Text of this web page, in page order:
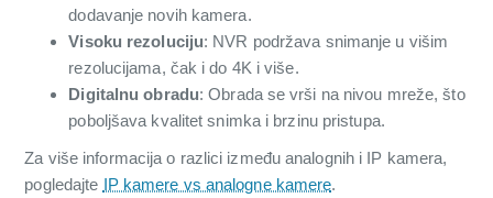
dodavanje novih kamera.
Visoku rezoluciju: NVR podržava snimanje u višim
rezolucijama, čak i do 4K i više.
Digitalnu obradu: Obrada se vrši na nivou mreže, što
poboljšava kvalitet snimka i brzinu pristupa.
Za više informacija o razlici između analognih i IP kamera,
pogledajte IP kamere vs analogne kamere.